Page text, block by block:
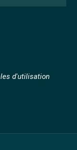
d'utilisation